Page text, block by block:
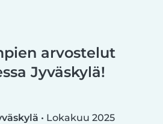
arvostelut
Jyväskylä!
• Lokakuu 2025